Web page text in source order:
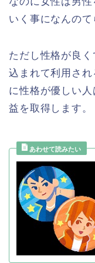
いく事になんのて
ただし性格が良
込まれて利用さ
に性格が優しい
益を取得します。